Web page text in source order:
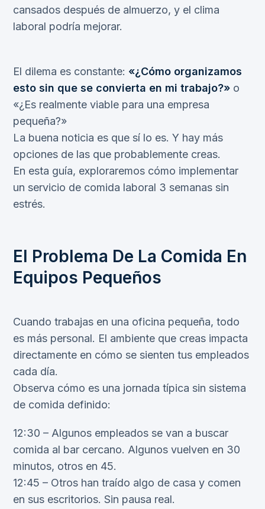
cansados después de almuerzo, y el clima
laboral podría mejorar.
El dilema es constante: «¿Cómo organizamos
esto sin que se convierta en mi trabajo?» o
«¿Es realmente viable para una empresa
pequeña?»
La buena noticia es que sí lo es. Y hay más
opciones de las que probablemente creas.
En esta guía, exploraremos cómo implementar
un servicio de comida laboral 3 semanas sin
estrés.
El Problema De La Comida En
Equipos Pequeños
Cuando trabajas en una oficina pequeña, todo
es más personal. El ambiente que creas impacta
directamente en cómo se sienten tus empleados
cada día.
Observa cómo es una jornada típica sin sistema
de comida definido:
12:30 – Algunos empleados se van a buscar
comida al bar cercano. Algunos vuelven en 30
minutos, otros en 45.
12:45 – Otros han traído algo de casa y comen
en sus escritorios. Sin pausa real.